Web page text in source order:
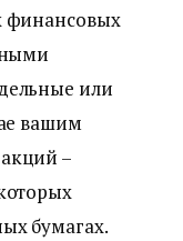
финансовых
или
вашим
–
бумагах.